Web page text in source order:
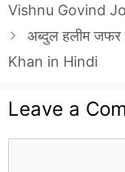
Vishnu Govind
अब्दुल हलीम
Khan in Hindi
Leave a